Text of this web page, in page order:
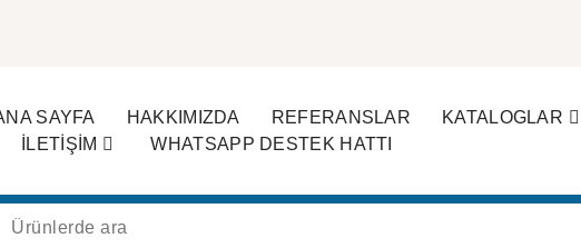
SAYFA HAKKIMIZDA REFERANSLAR KATALOGLAR
İLETİŞİM
WHATSAPP DESTEK HATTI